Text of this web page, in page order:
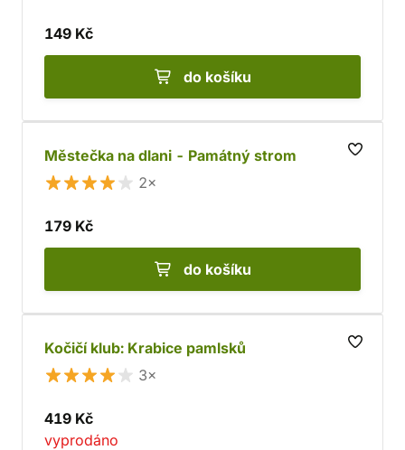
149 Kč
do košíku
Městečka na dlani - Památný strom
2×
179 Kč
do košíku
Kočičí klub: Krabice pamlsků
3×
419 Kč
vyprodáno